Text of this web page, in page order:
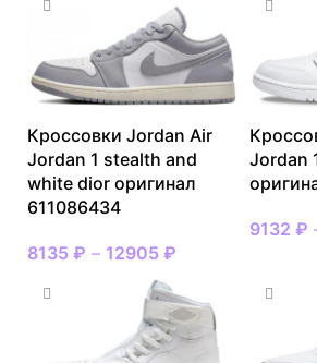
Кроссовки Jordan Air
Jordan 1 stealth and
white dior оригинал
611086434
8135 ₽ – 12905 ₽
Jordan
9132 ₽